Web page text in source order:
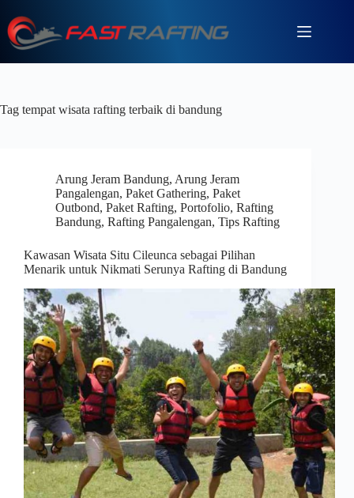
Tag tempat wisata rafting terbaik di bandung
Arung Jeram Bandung, Arung Jeram
Pangalengan, Paket Gathering, Paket
Outbond, Paket Rafting, Portofolio, Rafting
Bandung, Rafting Pangalengan, Tips Rafting
Kawasan Wisata Situ Cileunca sebagai Pilihan
Menarik untuk Nikmati Serunya Rafting di Bandung